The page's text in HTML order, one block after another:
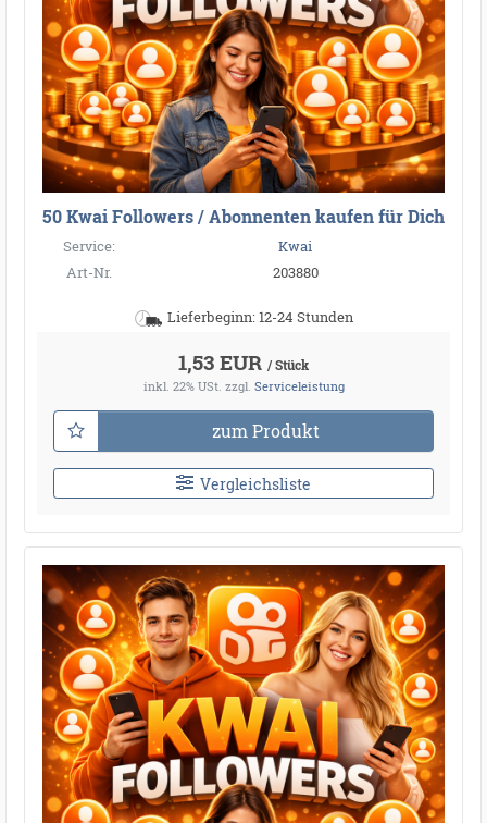
50 Kwai Followers / Abonnenten kaufen für Dich
Service:
Kwai
Art-Nr.
203880
Lieferbeginn: 12-24 Stunden
1,53 EUR / Stück
inkl. 22% USt. zzgl. Serviceleistung
zum Produkt
Vergleichsliste